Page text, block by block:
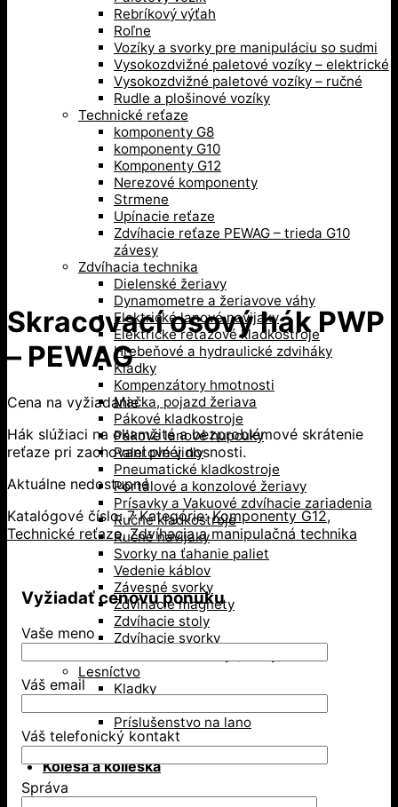
Rebríkový výťah
Roľne
Vozíky a svorky pre manipuláciu so sudmi
Vysokozdvižné paletové vozíky – elektrické
Vysokozdvižné paletové vozíky – ručné
Rudle a plošinové vozíky
Technické reťaze
komponenty G8
komponenty G10
Komponenty G12
Nerezové komponenty
Strmene
Upínacie reťaze
Zdvíhacie reťaze PEWAG – trieda G10
závesy
Zdvíhacia technika
Dielenské žeriavy
Dynamometre a žeriavove váhy
Elektrické lanové navijaky
Elektrické reťazové kladkostroje
Hrebeňové a hydraulické zdviháky
Kladky
Kompenzátory hmotnosti
Mačka, pojazd žeriava
Pákové kladkostroje
Pákove lanové hupcuky
Paletové vidly
Pneumatické kladkostroje
Portálové a konzolové žeriavy
Prísavky a Vakuové zdvíhacie zariadenia
Ručné kladkostroje
Ručné navijaky
Svorky na ťahanie paliet
Vedenie káblov
Závesné svorky
Zdvíhacie magnety
Zdvíhacie stoly
Zdvíhacie svorky
Lesníctvo
Kladky
Príslušenstvo na lano
Kolesá a kolieska
Skracovací osový hák PWP
– PEWAG
Cena na vyžiadanie
Hák slúžiaci na okamžité a bezproblémové skrátenie
reťaze pri zachovaní plnéj nosnosti.
Aktuálne nedostupné
Katalógové číslo:7 Kategórie:Komponenty G12,
Technické reťaze,Zdvíhacia a manipulačná technika
Vyžiadať cenovú ponuku
Vaše meno
Váš email
Váš telefonický kontakt
Správa